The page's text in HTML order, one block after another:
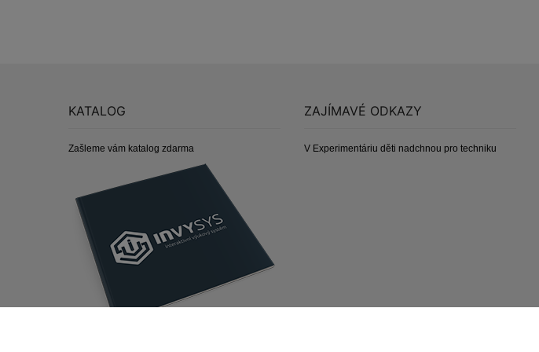
KATALOG
Zašleme vám katalog zdarma
ZAJÍMAVÉ ODKAZY
V Experimentáriu děti nadchnou pro techniku